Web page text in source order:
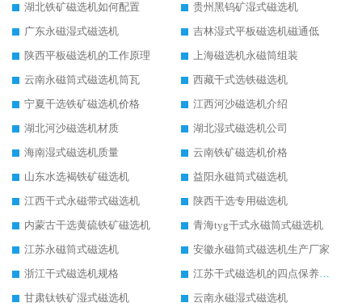
湖北铁矿磁选机如何配置
贵州黑钨矿湿式磁选机
广东永磁湿式磁选机
吉林湿式平板磁选机磁通低
陕西平板磁选机的工作原理
上海磁选机永磁筒组装
云南永磁筒式磁选机筒瓦
西藏干式选铁磁选机
宁夏干选铁矿磁选机价格
江西河沙磁选机介绍
湖北河沙磁选机材质
湖北湿式磁选机公司
海南湿式磁选机质量
云南铁矿磁选机价格
山东水选褐铁矿磁选机
益阳永磁筒式磁选机
江西干式永磁带式磁选机
陕西干选专用磁选机
内蒙古干选黄硫铁矿磁选机
青海tyg干式永磁筒式磁选机
江苏永磁筒式磁选机
安徽永磁筒式磁选机生产厂家
浙江干式磁选机规格
江苏干式磁选机的四点保养秘籍
甘肃钛铁矿湿式磁选机
云南永磁湿式磁选机